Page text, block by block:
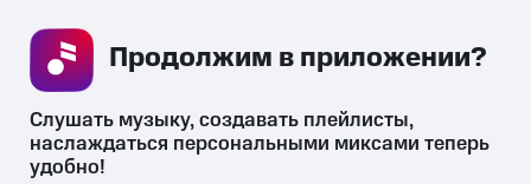
СКАЧАТЬ ПРИЛОЖЕНИЕ
Слушать музыку, создавать плейлисты,
наслаждаться персональными миксами теперь
удобно!